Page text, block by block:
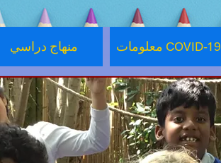
منهاج دراسي معلومات COVID-19